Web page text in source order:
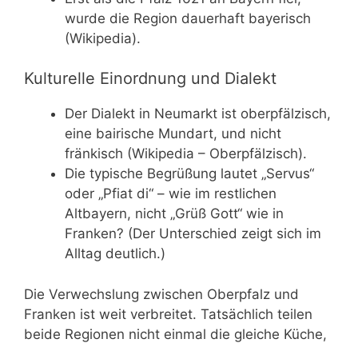
wurde die Region dauerhaft bayerisch
(Wikipedia).
Kulturelle Einordnung und Dialekt
Der Dialekt in Neumarkt ist oberpfälzisch,
eine bairische Mundart, und nicht
fränkisch (Wikipedia – Oberpfälzisch).
Die typische Begrüßung lautet „Servus“
oder „Pfiat di“ – wie im restlichen
Altbayern, nicht „Grüß Gott“ wie in
Franken? (Der Unterschied zeigt sich im
Alltag deutlich.)
Die Verwechslung zwischen Oberpfalz und
Franken ist weit verbreitet. Tatsächlich teilen
beide Regionen nicht einmal die gleiche Küche,